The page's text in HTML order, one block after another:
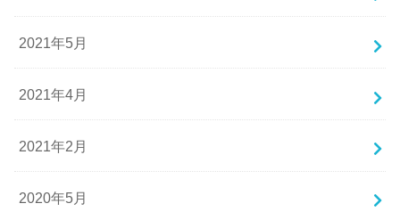
2021年5月
2021年4月
2021年2月
2020年5月